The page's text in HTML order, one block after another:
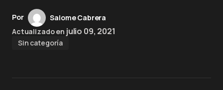
Por
Salome Cabrera
Actualizado en julio 09, 2021
Sin categoría